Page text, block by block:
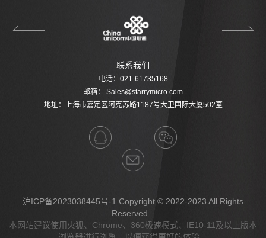
联系我们
电话：021-61735168
邮箱：
Sales@starrymicro.com
地址：上海市嘉定区阿克苏路1187号大卫国际大厦502室
沪ICP备2023038445号-1 Copyright © 2022-2023 All Rights
Reserved.
本网站建议使用火狐、Chrome、360极速模式、IE10-11及以上版本